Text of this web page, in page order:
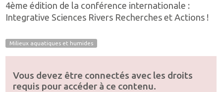
4ème édition de la conférence internationale :
Integrative Sciences Rivers Recherches et Actions !
Milieux aquatiques et humides
Vous devez être connectés avec les droits
requis pour accéder à ce contenu.